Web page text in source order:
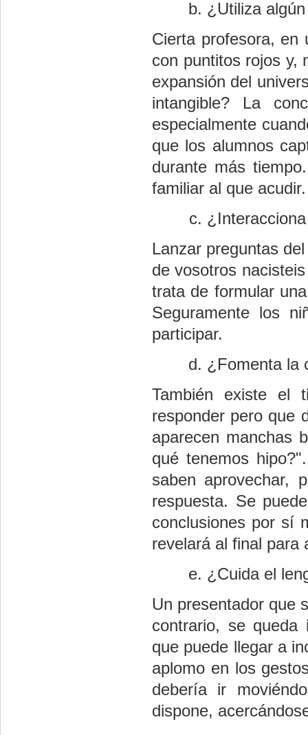
¿Utiliza
Cierta profesora, en
con puntitos rojos y,
expansión del
intangible? La
especialmente
que los alumnos
durante más
familiar al que acudir.
Lanzar preguntas
de vosotros
trata de formular
Seguramente los
participar.
¿Fomenta la
También existe el
responder pero que
aparecen manchas
qué tenemos
saben aprovechar,
respuesta. Se
conclusiones por sí
revelará al final para
¿Cuida el
Un presentador que
contrario, se queda
que puede llegar a
aplomo en los
debería ir
dispone,